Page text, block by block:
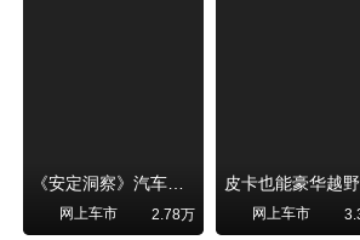
《安定洞察》汽车烧不烧油，和石油安全无关！
网上车市 2.78万 网上车市